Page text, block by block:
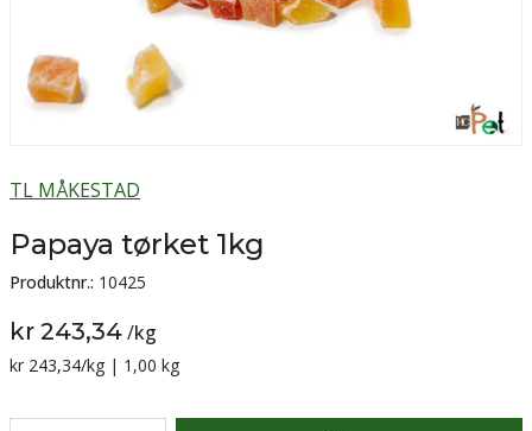
TL MÅKESTAD
Papaya tørket 1kg
Produktnr.: 10425
kr 243,34/kg
Sammenligning pris:
kr 243,34/kg | 1,00 kg